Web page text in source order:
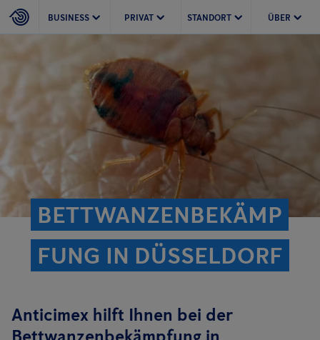
BUSINESS PRIVAT STANDORT ÜBER
BETTWANZENBEKÄMP
FUNG IN DÜSSELDORF
Anticimex hilft Ihnen bei der